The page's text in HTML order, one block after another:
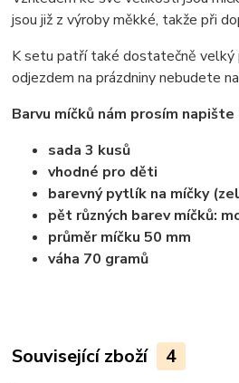
jsou již z výroby měkké, takže při
K setu patří také dostatečně velký
odjezdem na prázdniny nebudete
Barvu míčků nám prosím
sada 3 kusů
vhodné pro děti
barevný pytlík na míčky
pět různých barev míčků:
průměr míčku 50 mm
váha 70 gramů
Související zboží 4